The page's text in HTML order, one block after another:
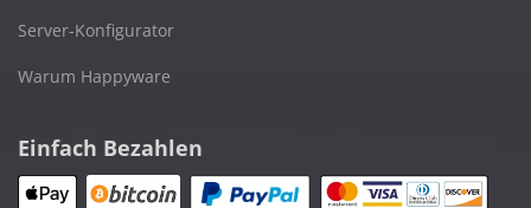
Server-Konfigurator
Warum Happyware
Einfach Bezahlen